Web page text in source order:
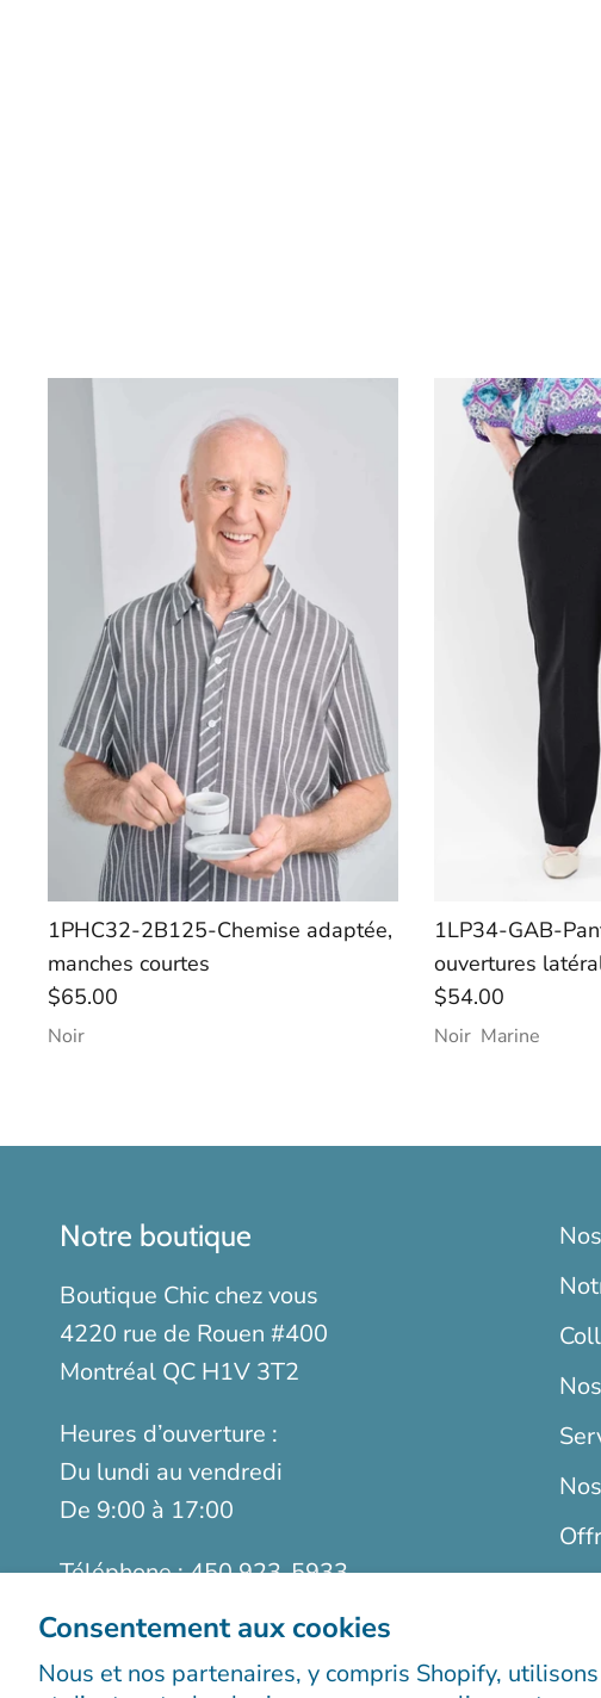
Consentement aux cookies
Nous et nos partenaires, y compris Shopify,
1PHC32-2B125-Chemise adaptée,
manches courtes
$65.00
Noir
1LP34-GAB-
ouvertures
$54.00
Noir Marine
Notre boutique
Boutique Chic chez vous
4220 rue de Rouen #400
Montréal QC H1V 3T2
Heures d’ouverture :
Du lundi au vendredi
De 9:00 à 17:00
Téléphone :450 923-5933
Sans frais :
1-888-923-9366
Télécopieur :514 899-5952